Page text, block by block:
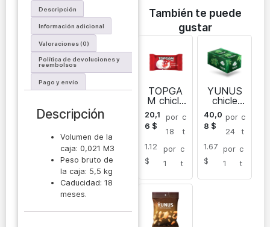
Descripción
Información adicional
Valoraciones (0)
Política de devoluciones y
reembolsos
Pago y envío
Descripción
Volumen de la
caja: 0,021 M3
Peso bruto de
la caja: 5,5 kg
Caducidad: 18
meses.
También te puede
gustar
TOPGA
M chicle
dragee
con
azúcar
20,1
6 $
por
18
c
t
1.12
$
por
1
c
t
YUNUS
chicle
blister
sin
azúcar
40,0
8 $
por
24
c
t
1.67
$
por
1
c
t